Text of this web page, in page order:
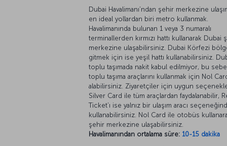
Dubai Havalimanı’ndan şehir merkezine
en ideal yollardan biri metro kullanmak.
Havalimanında bulunan 1 veya 3 numaralı
terminallerden kırmızı hattı kullanarak Dubai
merkezine ulaşabilirsiniz. Dubai Körfezi
gitmek için ise yeşil hattı kullanabilirsiniz.
toplu taşımada nakit kabul edilmiyor, bu
toplu taşıma araçlarını kullanmak için Nol
alabilirsiniz. Ziyaretçiler için uygun
Silver Card ile tüm araçlardan faydalanabilir,
Ticket’ı ise yalnız bir ulaşım aracı
kullanabilirsiniz. Nol Card ile otobüs
şehir merkezine ulaşabilirsiniz.
Havalimanından ortalama süre: 10-15 dakika